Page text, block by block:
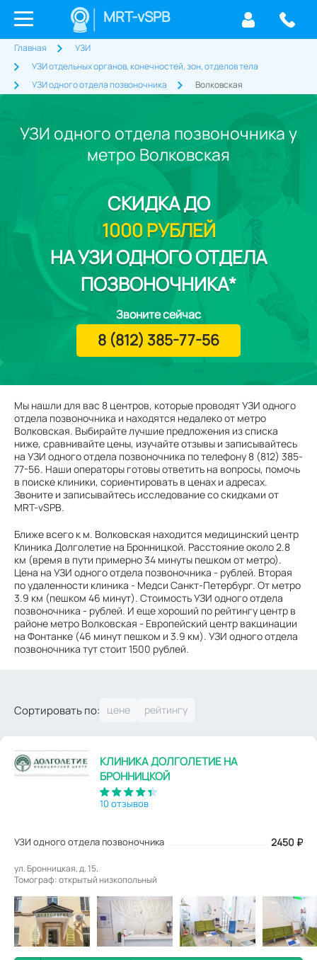
MRT-vSPB
Главная
УЗИ
УЗИ отдельных органов, конечностей, зон, отделов тела
УЗИ одного отдела позвоночника
Волковская
УЗИ одного отдела позвоночника у
метро Волковская
Мы нашли для вас 8 центров, которые проводят УЗИ одного
отдела позвоночника и находятся недалеко от метро
Волковская. Выбирайте лучшие предложения из списка
ниже, сравнивайте цены, изучайте отзывы и записывайтесь
на УЗИ одного отдела позвоночника по телефону 8 (812) 385-
77-56. Наши операторы готовы ответить на вопросы, помочь
в поиске клиники, сориентировать в ценах и адресах.
Звоните и записывайтесь исследование со скидками от
MRT-vSPB.
Ближе всего к м. Волковская находится медицинский центр
Клиника Долголетие на Бронницкой. Расстояние около 2.8
км (время в пути примерно 34 минуты пешком от метро).
Цена на УЗИ одного отдела позвоночника - рублей. Вторая
по удаленности клиника - Медси Санкт-Петербург. От метро
3.9 км (пешком 46 минут). Стоимость УЗИ одного отдела
позвоночника - рублей. И еще хороший по рейтингу центр в
районе метро Волковская - Европейский центр вакцинации
на Фонтанке (46 минут пешком и 3.9 км). УЗИ одного отдела
позвоночника тут стоит 1500 рублей.
СКИДКАДО
1000 РУБЛЕЙ
НА УЗИ ОДНОГО ОТДЕЛА
ПОЗВОНОЧНИКА*
Звоните сейчас
8 (812) 385-77-56
Сортировать по:
КЛИНИКА ДОЛГОЛЕТИЕ НА
БРОННИЦКОЙ
10 отзывов
УЗИ одного отдела позвоночника 2450 ₽
ул. Бронницкая, д. 15.
Томограф: открытый низкопольный